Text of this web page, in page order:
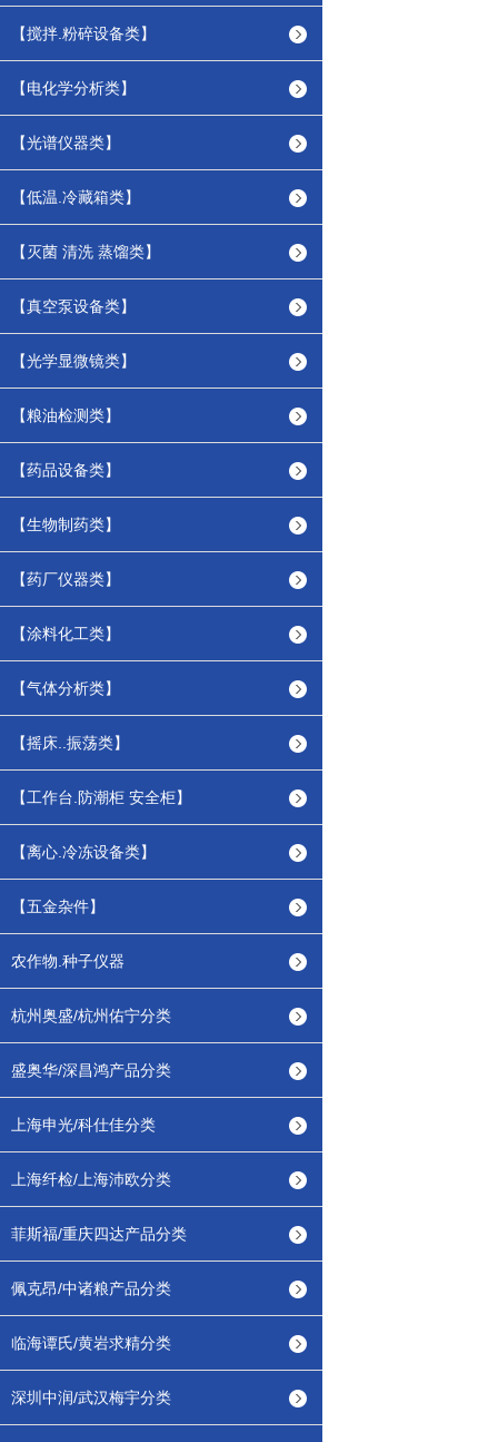
【搅拌.粉碎设备类】
【电化学分析类】
【光谱仪器类】
【低温.冷藏箱类】
【灭菌 清洗 蒸馏类】
【真空泵设备类】
【光学显微镜类】
【粮油检测类】
【药品设备类】
【生物制药类】
【药厂仪器类】
【涂料化工类】
【气体分析类】
【摇床..振荡类】
【工作台.防潮柜 安全柜】
【离心.冷冻设备类】
【五金杂件】
农作物.种子仪器
杭州奥盛/杭州佑宁分类
盛奥华/深昌鸿产品分类
上海申光/科仕佳分类
上海纤检/上海沛欧分类
菲斯福/重庆四达产品分类
佩克昂/中诸粮产品分类
临海谭氏/黄岩求精分类
深圳中润/武汉梅宇分类